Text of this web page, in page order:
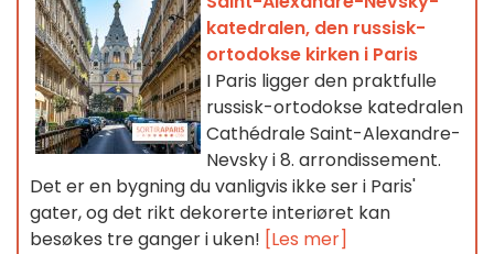
katedralen, den russisk-
ortodokse kirken i Paris
I Paris ligger den praktfulle
russisk-ortodokse katedralen
Cathédrale Saint-Alexandre-
Nevsky i 8. arrondissement.
Det er en bygning du vanligvis ikke ser i Paris'
gater, og det rikt dekorerte interiøret kan
besøkes tre ganger i uken! [Les mer]